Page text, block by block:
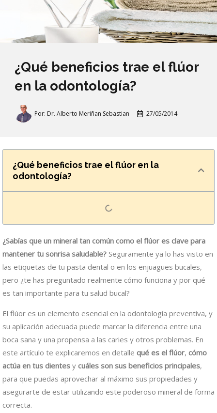
¿Qué beneficios trae el flúor
en la odontología?
Por: Dr. Alberto Meriñan Sebastian 27/05/2014
¿Qué beneficios trae el flúor en la
odontología?
¿Sabías que un mineral tan común como el flúor es clave para
mantener tu sonrisa saludable? Seguramente ya lo has visto en
las etiquetas de tu pasta dental o en los enjuagues bucales,
pero ¿te has preguntado realmente cómo funciona y por qué
es tan importante para tu salud bucal?
El flúor es un elemento esencial en la odontología preventiva, y
su aplicación adecuada puede marcar la diferencia entre una
boca sana y una propensa a las caries y otros problemas. En
este artículo te explicaremos en detalle qué es el flúor, cómo
actúa en tus dientes y cuáles son sus beneficios principales,
para que puedas aprovechar al máximo sus propiedades y
asegurarte de estar utilizando este poderoso mineral de forma
correcta.